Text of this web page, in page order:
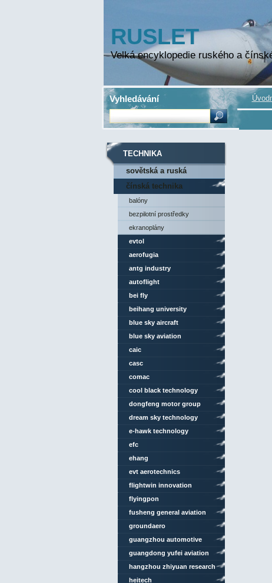
RUSLET
Velká encyklopedie ruského a
TECHNIKA
sovětská a ruská
technika
čínská technika
balóny
bezpilotní prostředky
ekranoplány
evtol
aerofugia
antg industry
autoflight
bei fly
beihang university
blue sky aircraft
blue sky aviation
caic
casc
comac
cool black technology
dongfeng motor group
dream sky technology
e-hawk technology
efc
ehang
evt aerotechnics
flightwin innovation
technology
flyingpon
fusheng general aviation
groundaero
guangzhou automotive
group
guangdong yufei aviation
investment
hangzhou zhiyuan research
institute
heitech
Vyhledávání